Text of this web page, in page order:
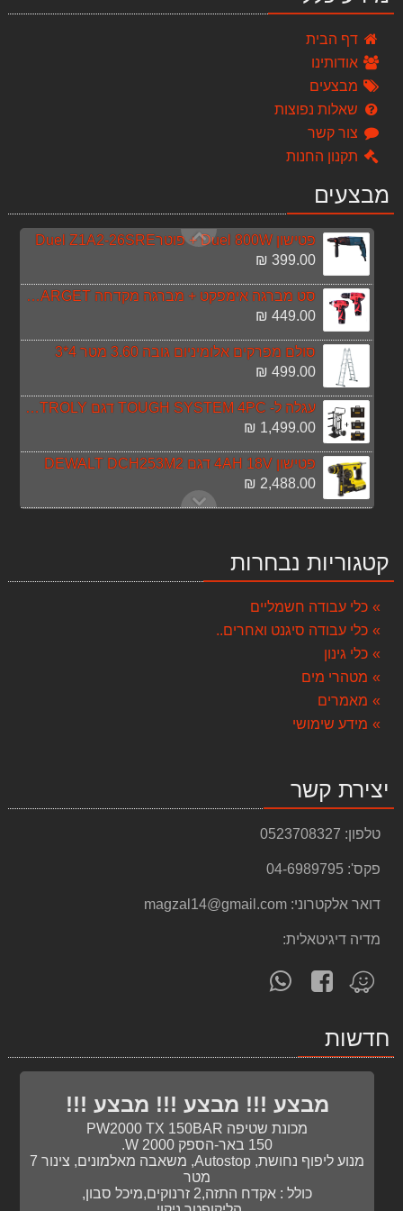
דף הבית
אודותינו
מבצעים
שאלות נפוצות
צור קשר
תקנון החנות
מבצעים
ארגז כלים ננו "19 STANLEY 79217
132.00 ₪
499.00 ₪
תנור גז משולב חשמל 1200w supernova
518.00 ₪
פטישון Duel 800W + פוטרDuel Z1A2-26SRE
399.00 ₪
סט מברגה אימפקט + מברגה מקדחה 12V TARGET
449.00 ₪
סולם מפרקים אלומיניום גובה 3.60 מטר 4*3
499.00 ₪
עגלה ל- TOUGH SYSTEM 4PC דגם DEWALT DSTROLY כולל 3 ארגזים
1,499.00 ₪
פטישון 4AH 18V דגם DEWALT DCH253M2
2,488.00 ₪
ארגז כלים ננו "19 STANLEY 79217
תנור גז משולב חשמל 1200w supernova
פטישון Duel 800W + פוטרDuel Z1A2-26SRE
449.00 ₪
סולם מפרקים אלומיניום גובה 3.60 מטר 4*3
499.00 ₪
1,499.00 ₪
599.00 ₪
ארגז כלים ננו "19 STANLEY 79217
132.00 ₪
קטגוריות נבחרות
כלי עבודה חשמליים
כלי עבודה סיגנט ואחרים..
כלי גינון
מטהרי מים
מאמרים
מידע שימושי
יצירת קשר
טלפון: 0523708327
פקס': 04-6989795
דואר אלקטרוני: magzal14@gmail.com
מדיה דיגיטאלית:
מצא
אותנו
Waze
עקוב
אחרינו
חדשות
מבצע !!! מבצע !!! מבצע !!!
מכונת שטיפה PW2000 TX 150BAR
150 באר-הספק W 2000.
מנוע ליפוף נחושת, Autostop, משאבה מאלמונים, צינור 7
מטר
כולל : אקדח התזה,2 זרנוקים,מיכל סבון,